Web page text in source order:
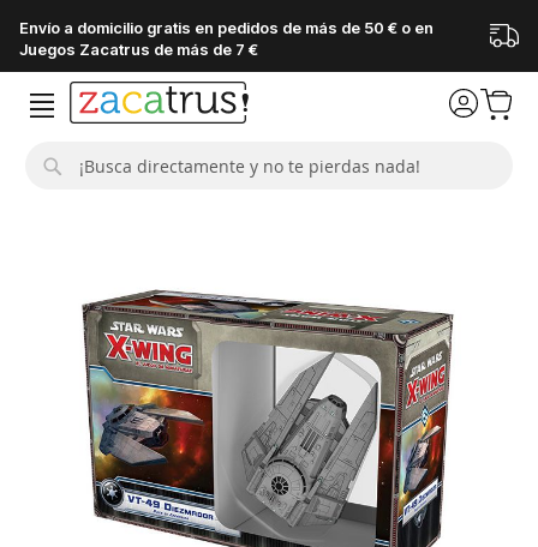
Envío a domicilio gratis en pedidos de más de 50 € o en
Juegos Zacatrus de más de 7 €
imágenes